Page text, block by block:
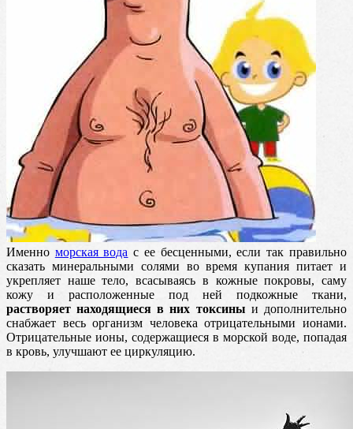
Именно морская вода с ее бесценными, если так правильно
сказать минеральными солями во время купания питает и
укрепляет наше тело, всасываясь в кожные покровы, саму
кожу и расположенные под ней подкожные ткани,
растворяет находящиеся в них токсины и дополнительно
снабжает весь организм человека отрицательными ионами.
Отрицательные ионы, содержащиеся в морской воде, попадая
в кровь, улучшают ее циркуляцию.